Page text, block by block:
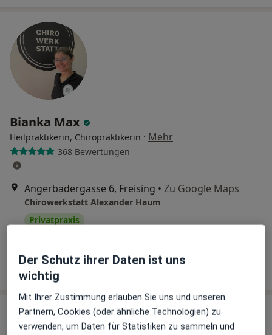
Bianka Max
Heilpraktikerin, Chiropraktikerin · Mehr
368 Bewertungen
Angerbadergasse 6, Freising • Zu Google Maps
Chirowerkstatt Alexander Haum
Privatpraxis
Terminanfrage senden
Der Schutz ihrer Daten ist uns
wichtig
Mit Ihrer Zustimmung erlauben Sie uns und unseren
Partnern, Cookies (oder ähnliche Technologien) zu
verwenden, um Daten für Statistiken zu sammeln und